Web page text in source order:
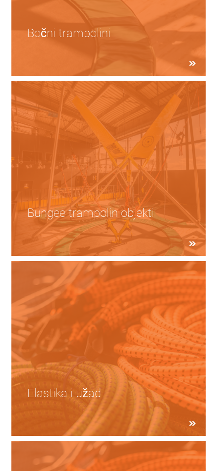
Bočni trampolini
Bungee trampolin objekti
Elastika i užad